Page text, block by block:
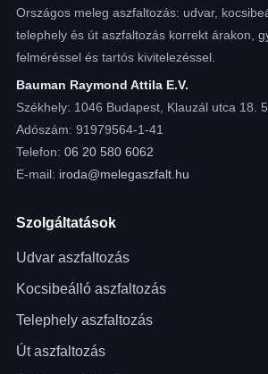
Országos meleg aszfaltozás: udvar,
telephely és út aszfaltozás korrekt árakon,
felméréssel és tartós kivitelezéssel.
Bauman Raymond Attila E.V.
Székhely: 1046 Budapest, Klauzál utca 18.
Adószám: 91979564-1-41
Telefon: 06 20 580 6062
E-mail: iroda@melegaszfalt.hu
Szolgáltatások
Udvar aszfaltozás
Kocsibeálló aszfaltozás
Telephely aszfaltozás
Út aszfaltozás